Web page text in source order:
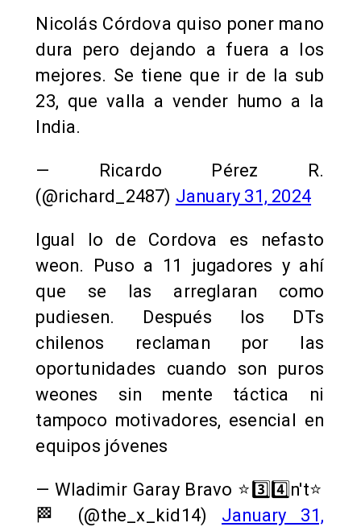
Nicolás Córdova quiso poner mano
dura pero dejando a fuera a los
mejores. Se tiene que ir de la sub
23, que valla a vender humo a la
India.
— Ricardo Pérez R.
(@richard_2487) January 31, 2024
Igual lo de Cordova es nefasto
weon. Puso a 11 jugadores y ahí
que se las arreglaran como
pudiesen. Después los DTs
chilenos reclaman por las
oportunidades cuando son puros
weones sin mente táctica ni
tampoco motivadores, esencial en
equipos jóvenes
— Wladimir Garay Bravo ⭐️3️⃣4️⃣n't⭐️
🏁 (@the_x_kid14) January 31,